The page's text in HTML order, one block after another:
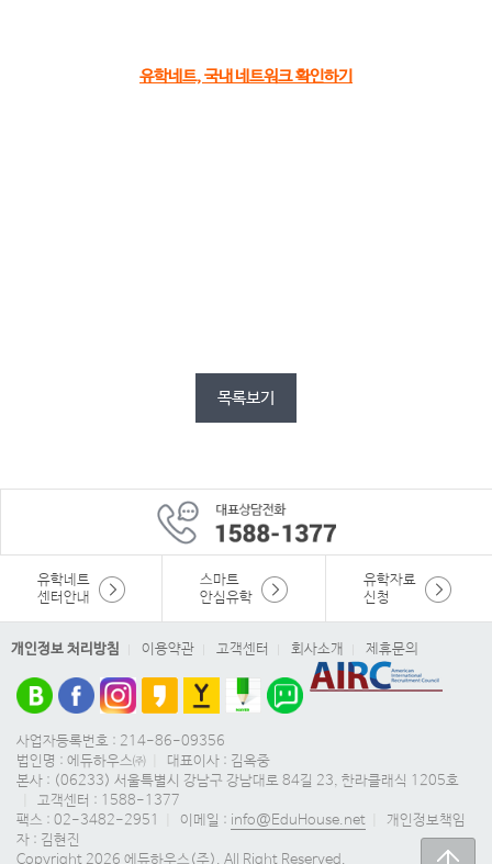
유학네트, 국내 네트워크 확인하기
목록보기
유학네트
센터안내
스마트
안심유학
유학자료
신청
개인정보 처리방침 이용약관 고객센터 회사소개 제휴문의
사업자등록번호 : 214-86-09356
법인명 : 에듀하우스㈜
대표이사 : 김옥중
본사 : (06233) 서울특별시 강남구 강남대로 84길 23, 한라클래식 1205호
고객센터 : 1588-1377
팩스 : 02-3482-2951
이메일 : info@EduHouse.net
개인정보책임
자 : 김현진
Copyright 2026 에듀하우스(주). All Right Reserved.